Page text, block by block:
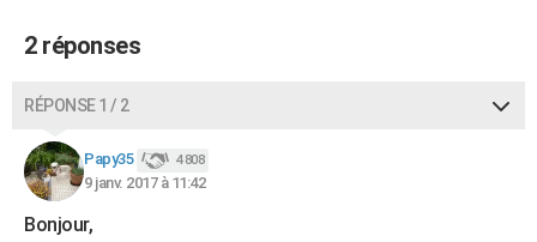
BONS PLANS
Dictionnaire
Biographies
Citations
Expressions
Proverbes
PROGRAMME TV
COPAINS D'AVANT
2 réponses
RÉPONSE 1 / 2
Papy35 4 808
9 janv. 2017 à 11:42
Bonjour,